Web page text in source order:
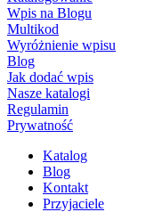
Wpis na Blogu
Multikod
Wyróżnienie wpisu
Blog
Jak dodać wpis
Nasze katalogi
Regulamin
Prywatność
Katalog
Blog
Kontakt
Przyjaciele